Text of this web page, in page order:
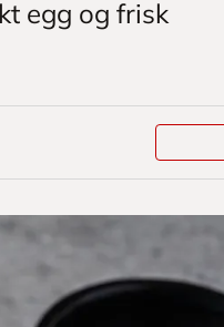
egg og frisk